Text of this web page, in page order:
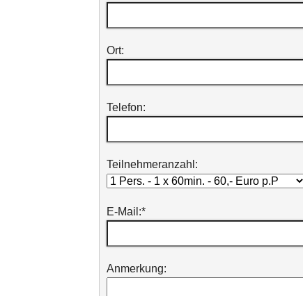
Ort:
Telefon:
Teilnehmeranzahl:
E-Mail:*
Anmerkung: